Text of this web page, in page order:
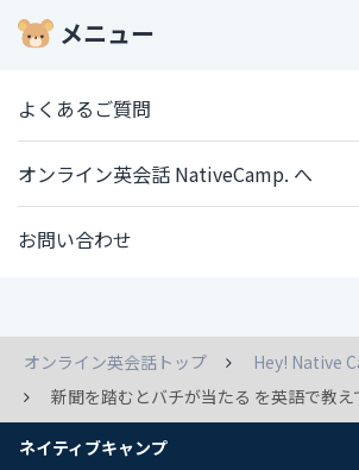
メニュー
よくあるご質問
オンライン英会話 NativeCamp. へ
お問い合わせ
オンライン英会話トップ
Hey! Native
新聞を踏むとバチが当たる を英語で教え
ネイティブキャンプ